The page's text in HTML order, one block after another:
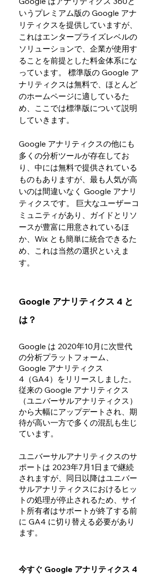
いうプレミアム版の Google アナ
リティクスを提供していますが、
これはエンタープライズレベルの
ソリューションで、企業が使用す
ることを前提とした料金体系にな
っています。 標準版の Google ア
ナリティクスは無料で、ほとんど
のホームページに適しているた
め、ここでは標準版について説明
していきます。
Google アナリティクスの他にも
多くの分析ツールが存在してお
り、中には無料で提供されている
ものもありますが、最も人気が高
いのは間違いなく Google アナリ
ティクスです。 巨大なユーザーコ
ミュニティがあり、ガイドとリソ
ースが豊富に用意されているほ
か、Wix とも簡単に統合できるた
め、これは当然の選択といえま
す。
Google アナリティクス 4 と
は？
Google は 2020年10月に次世代
の分析プラットフォーム、
Google アナリティクス
4（GA4）をリリースしました。
従来の Google アナリティクス
（ユニバーサルアナリティクス）
から大幅にアップデートされ、期
待が高い一方で多くの混乱も生じ
ています。
ユニバーサルアナリティクスのサ
ポートは 2023年7月1日まで継続
されますが、同日以降はユニバー
サルアナリティクスにおけるヒッ
トの処理が停止されるため、サイ
ト所有者はサポートが終了する前
に GA4 に切り替える必要があり
ます。
今すぐ Google アナリティクス 4